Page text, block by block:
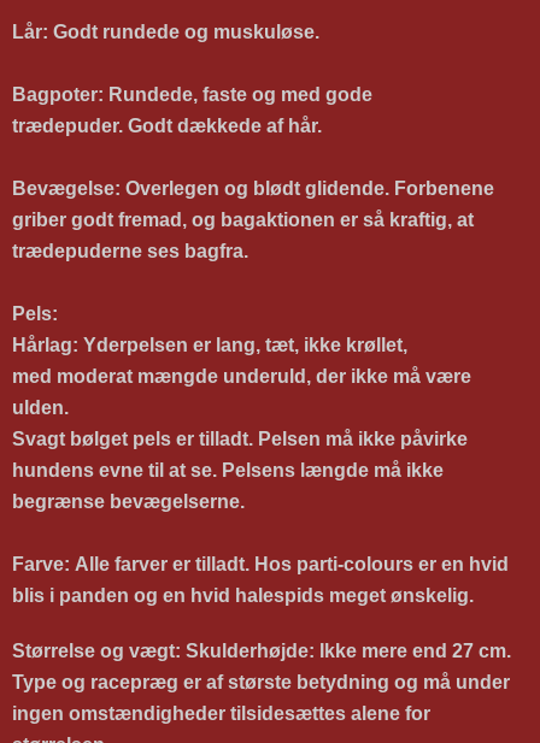
Lår: Godt rundede og muskuløse.
Bagpoter: Rundede, faste og med gode
trædepuder. Godt dækkede af hår.
Bevægelse: Overlegen og blødt glidende. Forbenene
griber godt fremad, og bagaktionen er så kraftig, at
trædepuderne ses bagfra.
Pels:
Hårlag: Yderpelsen er lang, tæt, ikke krøllet,
med moderat mængde underuld, der ikke må være
ulden.
Svagt bølget pels er tilladt. Pelsen må ikke påvirke
hundens evne til at se. Pelsens længde må ikke
begrænse bevægelserne.
Farve: Alle farver er tilladt. Hos parti-colours er en hvid
blis i panden og en hvid halespids meget ønskelig.
Størrelse og vægt: Skulderhøjde: Ikke mere end 27 cm.
Type og racepræg er af største betydning og må under
ingen omstændigheder tilsidesættes alene for